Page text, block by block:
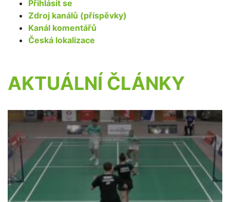
Přihlásit se
Zdroj kanálů (příspěvky)
Kanál komentářů
Česká lokalizace
AKTUÁLNÍ ČLÁNKY